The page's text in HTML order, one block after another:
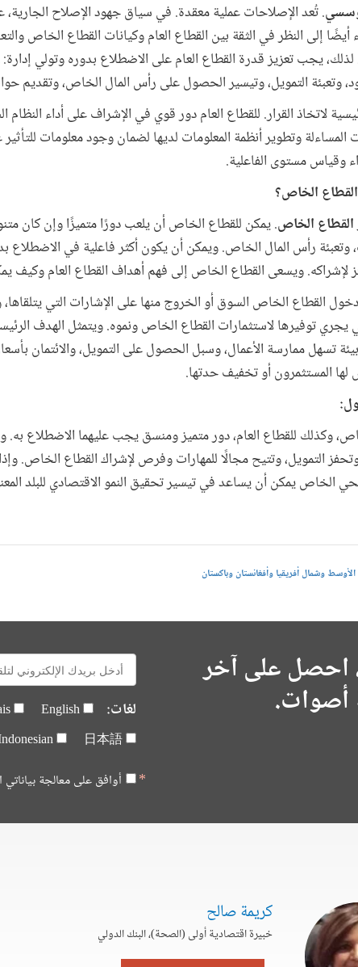
. تُعد الإصلاحات عملية معقدة. في سياق جهود الإصلاح
أيضًا إلى النظر في الثقة بين القطاع العام وكيانات القطاع الخاص
لذلك، يجب تعزيز قدرة القطاع العام على الاضطلاع بدوره وتولي
وتعبئة التمويل، وتيسير الحصول على رأس المال الخاص، وتقديم
لاتخاذ القرار. للقطاع العام دور قوي في الإشراف على أداء
المساءلة وتطوير أنظمة المعلومات لديها لضمان وجود معلومات
وقياس مستوى الفاعلية.
الخاص؟
القطاع الخاص. يمكن للقطاع الخاص أن يلعب دورًا متميزًا وإن كان
وتعبئة رأس المال الخاص. ويمكن أن يكون أكثر فاعلية في
لإشراكه. ويسعى القطاع الخاص إلى فهم أهداف القطاع العام وكيف
القطاع الخاص السوق أو الخروج منها على الإشارات التي يتلقاها،
يجري توفيرها لاستثمارات القطاع الخاص ونموه. ويتمثل الهدف
تسهل ممارسة الأعمال، وسبل الحصول على التمويل، والائتمان
لها المستثمرون أو تخفيف حدتها.
وكذلك للقطاع العام، دور متميز ومنسق يجب عليهما الاضطلاع
التمويل، وتتيح مجالًا للمهارات وفرص لإشراك القطاع الخاص.
الخاص يمكن أن يساعد في تيسير تحقيق النمو الاقتصادي للبلد
وشمال أفريقيا وأفغانستان وباكستان
احصل على آخر
أصوات.
E-
mail:
لغات: English
日本語
أوافق على معالجة
كريمة صالح
خبيرة اقتصادية أولى (الصحة)، البنك الدولي